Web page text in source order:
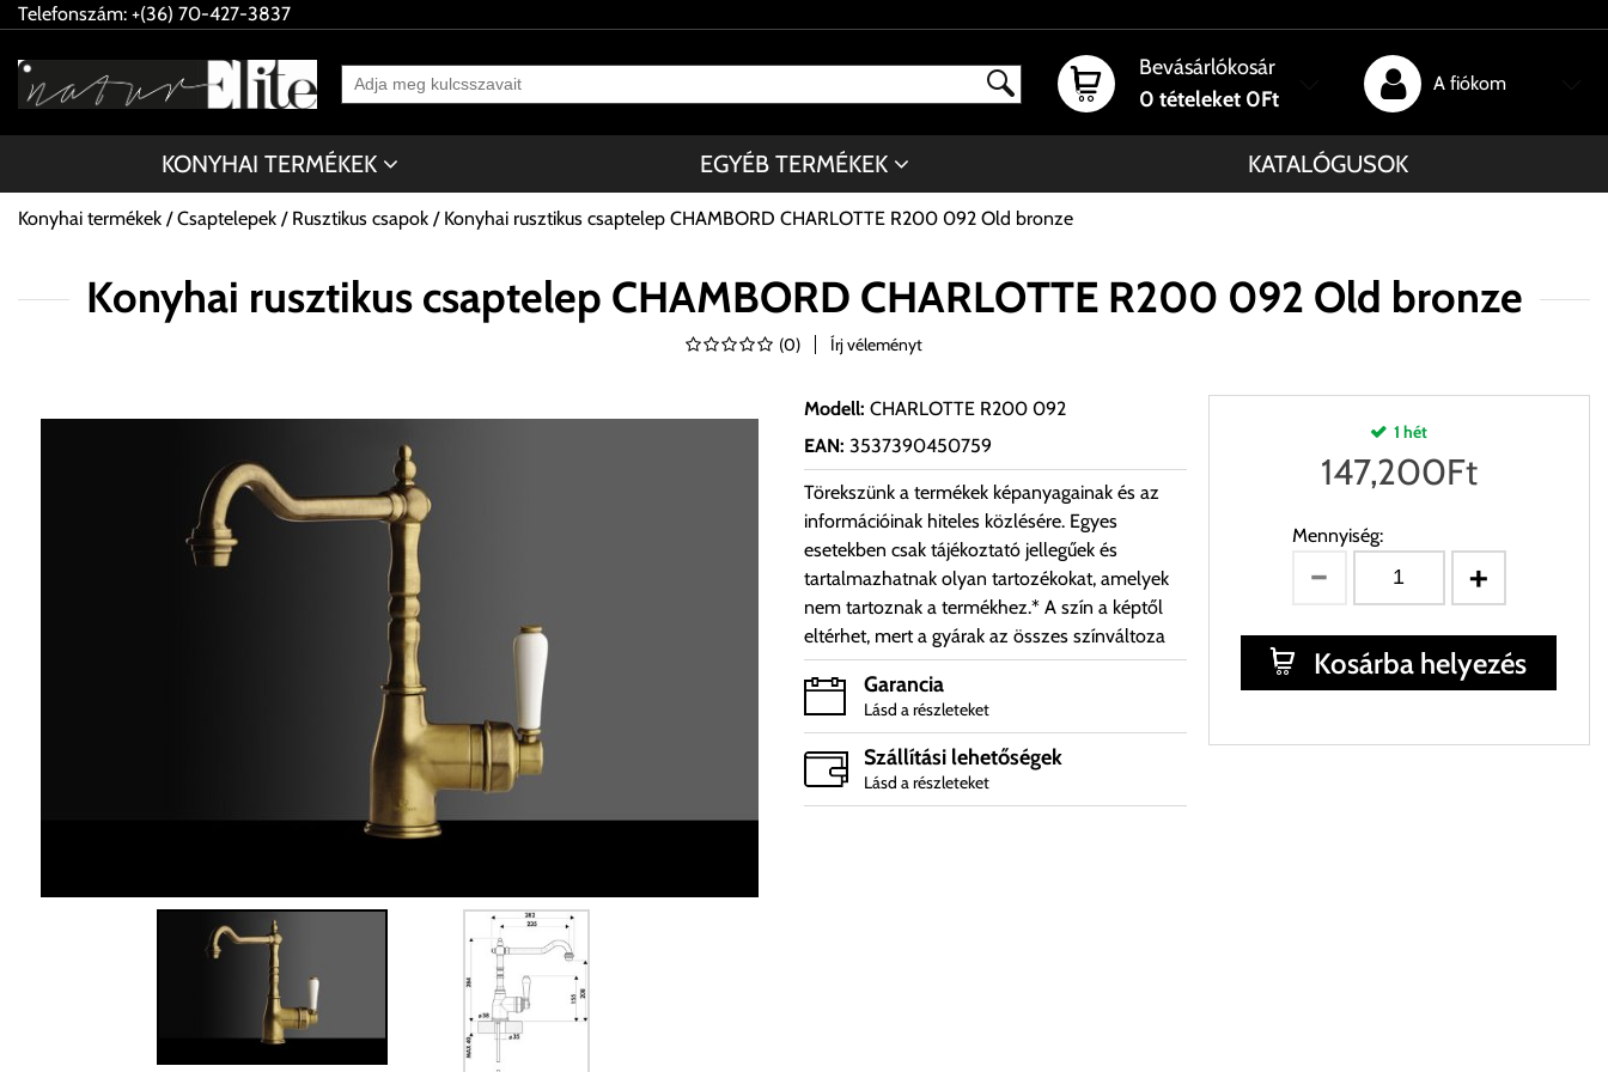
Telefonszám: +(36) 70-427-3837
Bevásárlókosár
0 tételeket 0Ft
A fiókom
KONYHAI TERMÉKEK EGYÉB TERMÉKEK KATALÓGUSOK
Konyhai termékek Csaptelepek Rusztikus csapok Konyhai rusztikus csaptelep CHAMBORD CHARLOTTE R200 092 Old bronze
Konyhai rusztikus csaptelep CHAMBORD CHARLOTTE R200 092 Old bronze
(0) Írj véleményt
Modell: CHARLOTTE R200 092
EAN: 3537390450759
Törekszünk a termékek képanyagainak és az
információinak hiteles közlésére. Egyes
esetekben csak tájékoztató jellegűek és
tartalmazhatnak olyan tartozékokat, amelyek
nem tartoznak a termékhez.* A szín a képtől
eltérhet, mert a gyárak az összes színváltoza
Garancia
Lásd a részleteket
Szállítási lehetőségek
Lásd a részleteket
1 hét
147,200Ft
Mennyiség:
Kosárba helyezés